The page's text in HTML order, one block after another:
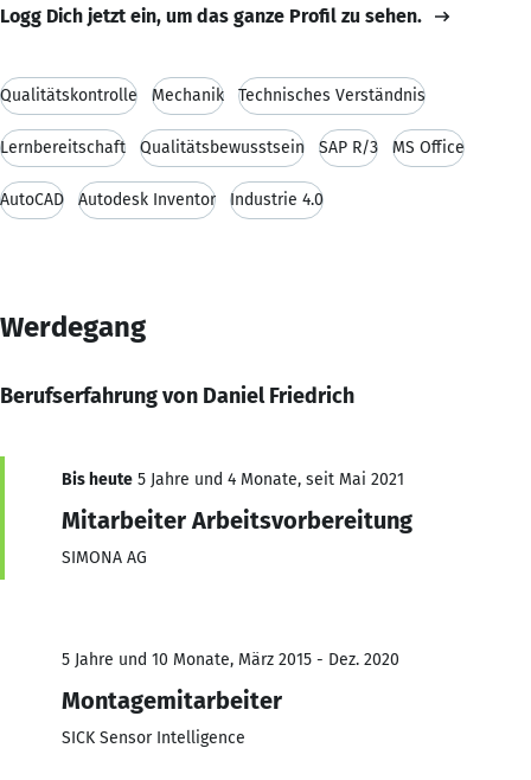
Logg Dich jetzt ein, um das ganze Profil zu sehen.
Qualitätskontrolle Mechanik Technisches Verständnis
Lernbereitschaft Qualitätsbewusstsein SAP R/3 MS Office
AutoCAD Autodesk Inventor Industrie 4.0
Werdegang
Berufserfahrung von Daniel Friedrich
Bis heute 5 Jahre und 4 Monate, seit Mai 2021
Mitarbeiter Arbeitsvorbereitung
SIMONA AG
5 Jahre und 10 Monate, März 2015 - Dez. 2020
Montagemitarbeiter
SICK Sensor Intelligence